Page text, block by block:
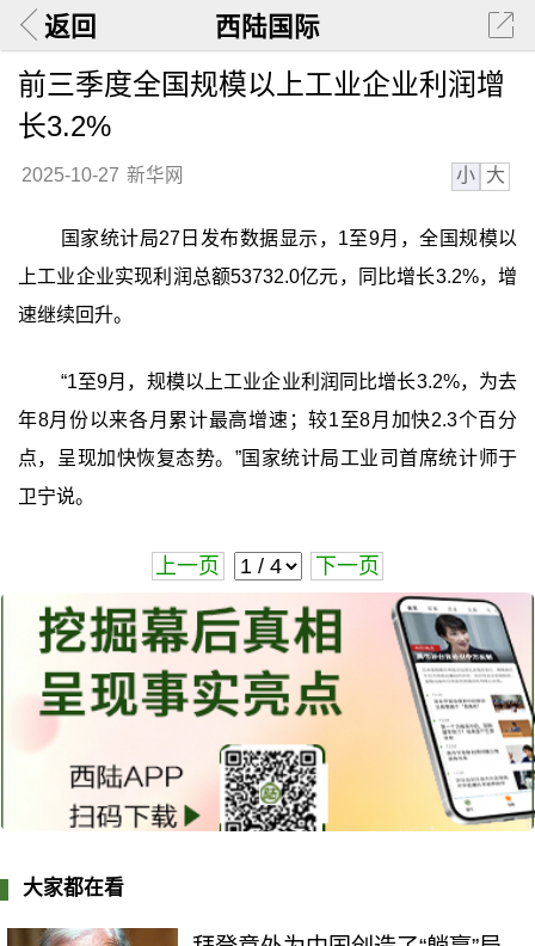
返回 西陆国际
前三季度全国规模以上工业企业利润增
长3.2%
2025-10-27 新华网 小 大
国家统计局27日发布数据显示，1至9月，全国规模以
上工业企业实现利润总额53732.0亿元，同比增长3.2%，增
速继续回升。
“1至9月，规模以上工业企业利润同比增长3.2%，为去
年8月份以来各月累计最高增速；较1至8月加快2.3个百分
点，呈现加快恢复态势。”国家统计局工业司首席统计师于
卫宁说。
上一页 下一页
大家都在看